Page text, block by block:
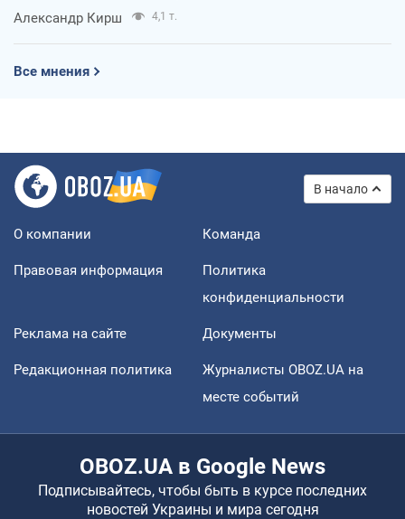
Александр Кирш 4,1 т.
Все мнения
В начало
О компании Команда
Правовая информация
Политика
конфиденциальности
Реклама на сайте Документы
Редакционная политика
Журналисты OBOZ.UA на
месте событий
OBOZ.UA в Google News
Подписывайтесь, чтобы быть в курсе последних
новостей Украины и мира сегодня